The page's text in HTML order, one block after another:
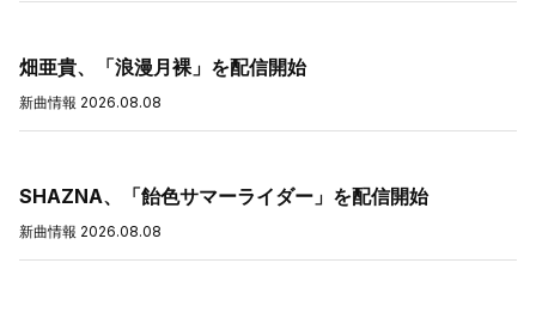
畑亜貴、「浪漫月裸」を配信開始
新曲情報 2026.08.08
SHAZNA、「飴色サマーライダー」を配信開始
新曲情報 2026.08.08